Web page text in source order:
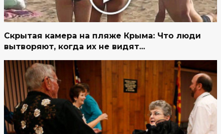
Скрытая камера на пляже Крыма: Что люди
вытворяют, когда их не видят...